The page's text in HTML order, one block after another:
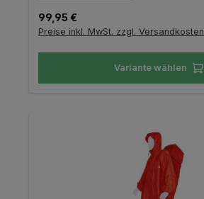
Regulärer Preis:
99,95 €
Preise inkl. MwSt. zzgl. Versandkosten
Variante wählen